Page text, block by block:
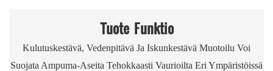
Tuote Funktio
Kulutuskestävä, Vedenpitävä Ja Iskunkestävä Muotoilu Voi
Suojata Ampuma-Aseita Tehokkaasti Vaurioilta Eri Ympäristöissä